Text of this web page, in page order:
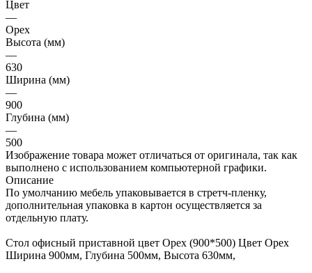
Цвет
—
Орех
Высота (мм)
—
630
Ширина (мм)
—
900
Глубина (мм)
—
500
Изображение товара может отличаться от оригинала, так как
выполнено с использованием компьютерной графики.
Описание
По умолчанию мебель упаковывается в стретч-пленку,
дополнительная упаковка в картон осуществляется за
отдельную плату.
Стол офисный приставной цвет Орех (900*500) Цвет Орех
Ширина 900мм, Глубина 500мм, Высота 630мм,